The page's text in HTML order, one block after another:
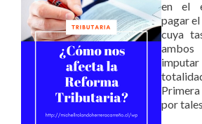
en el
pagar
cuya
por